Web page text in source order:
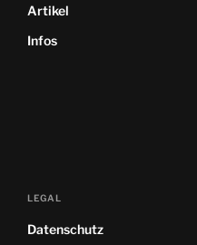
Artikel
Infos
LEGAL
Datenschutz